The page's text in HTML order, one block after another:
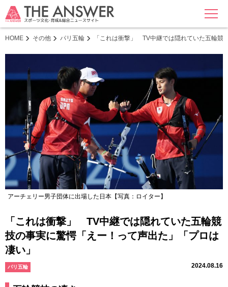
MENU
HOME その他 パリ五輪 「これは衝撃」 TV中継では隠れていた五輪競
アーチェリー男子団体に出場した日本【写真：ロイター】
「これは衝撃」 TV中継では隠れていた五輪競
技の事実に驚愕「えー！って声出た」「プロは
凄い」
パリ五輪 2024.08.16